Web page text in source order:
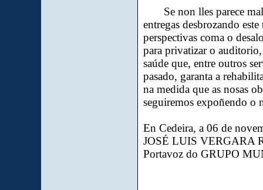
Se non lles parece mal
entregas desbrozando
perspectivas coma o
para privatizar o
saúde que, entre outros
pasado, garanta a
na medida que as nosas
seguiremos expoñendo o
En Cedeira, a 06 de
JOSÉ LUIS VERGARA
Portavoz do GRUPO